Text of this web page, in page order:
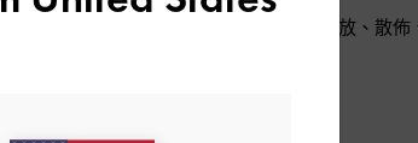
示、傳達、傳輸、廣播、播客、網路播放、散佈